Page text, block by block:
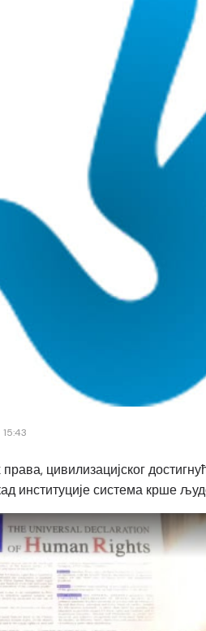
15:43
цивилизацијског
институције система крше